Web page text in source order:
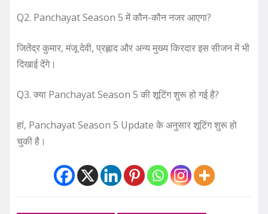
Q2. Panchayat Season 5 में कौन-कौन नजर आएगा?
जितेंद्र कुमार, मंजू देवी, प्रह्लाद और अन्य मुख्य किरदार इस सीजन में भी
दिखाई देंगे।
Q3. क्या Panchayat Season 5 की शूटिंग शुरू हो गई है?
हां, Panchayat Season 5 Update के अनुसार शूटिंग शुरू हो
चुकी है।